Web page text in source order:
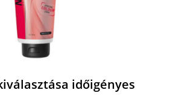
időigényes